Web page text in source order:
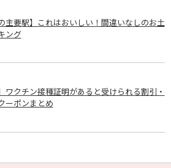
主要駅】これはおいしい！間違いなしのお土
ング
ワクチン接種証明があると受けられる割引・
ーポンまとめ